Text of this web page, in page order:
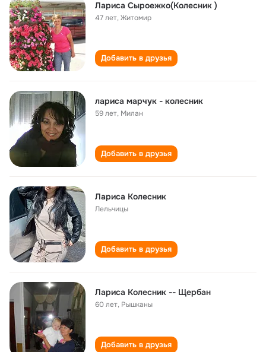
Лариса Сыроежко(Колесник )
47 лет,Житомир
Добавить в друзья
лариса марчук - колесник
59 лет, Милан
Добавить в друзья
Лариса Колесник
Лельчицы
Добавить в друзья
Лариса Колесник -- Щербан
60 лет, Рышканы
Добавить в друзья